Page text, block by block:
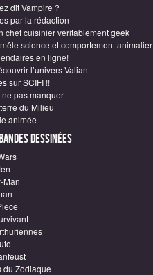
dit Vampire ?
par la rédaction
chef cuisinier véritablement geek
science et comportement animalier
en ligne!
l’univers Valiant
sur SCIFI !!
pas manquer
du Milieu
animée
Dessinées
Man
du Zodiaque